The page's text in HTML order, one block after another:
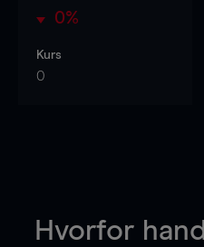
0%
Kurs
0
Hvorfor